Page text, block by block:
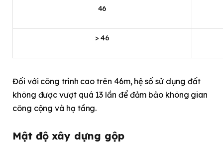
46
> 46
Đối với công trình cao trên 46m, hệ số sử dụng đất
không được vượt quá 13 lần để đảm bảo không gian
công cộng và hạ tầng.
Mật độ xây dựng gộp